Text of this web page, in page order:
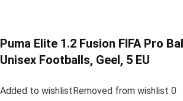
Puma Elite 1.2 Fusion FIFA Pro
Unisex Footballs, Geel, 5 EU
Added to wishlistRemoved from wishlist 0